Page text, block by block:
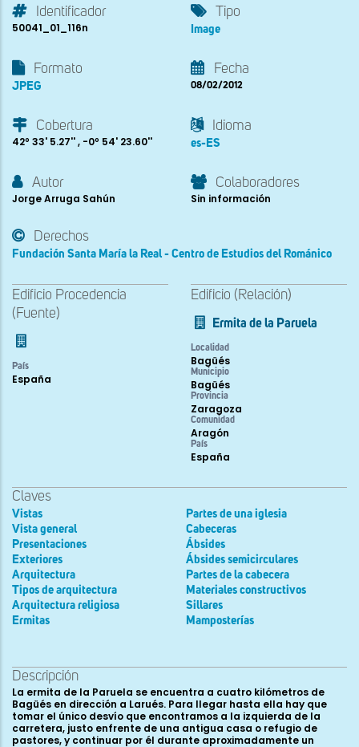
Identificador
50041_01_116n
Tipo
Image
Formato
JPEG
Fecha
08/02/2012
Cobertura
42º 33' 5.27'' , -0º 54' 23.60''
Idioma
es-ES
Autor
Jorge Arruga Sahún
Colaboradores
Sin información
Derechos
Fundación Santa María la Real - Centro de Estudios del Románico
Edificio Procedencia
(Fuente)
País
España
Edificio (Relación)
Ermita de la Paruela
Localidad
Bagüés
Municipio
Bagüés
Provincia
Zaragoza
Comunidad
Aragón
País
España
Claves
Vistas
Vista general
Presentaciones
Exteriores
Arquitectura
Tipos de arquitectura
Arquitectura religiosa
Ermitas
Partes de una iglesia
Cabeceras
Ábsides
Ábsides semicirculares
Partes de la cabecera
Materiales constructivos
Sillares
Mamposterías
Descripción
La ermita de la Paruela se encuentra a cuatro kilómetros de
Bagüés en dirección a Larués. Para llegar hasta ella hay que
tomar el único desvío que encontramos a la izquierda de la
carretera, justo enfrente de una antigua casa o refugio de
pastores, y continuar por él durante aproximadamente un